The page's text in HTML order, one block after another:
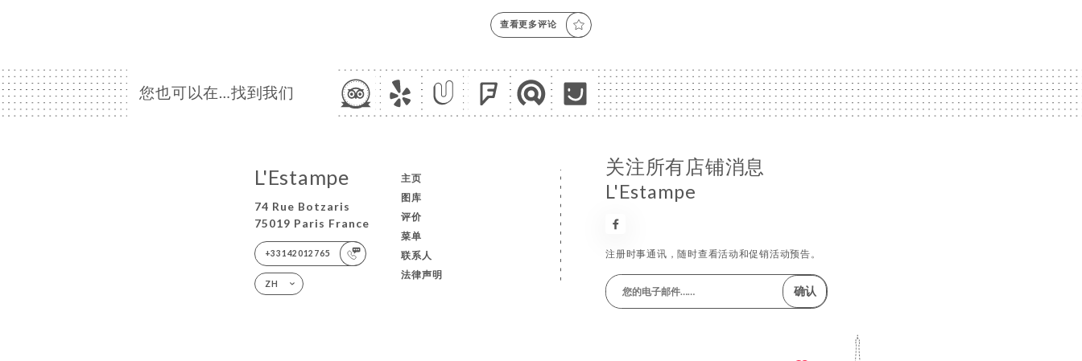
查看更多评论
您也可以在…找到我们
L'Estampe
74 Rue Botzaris
75019 Paris France
+33142012765
ZH
主页
图库
评价
菜单
联系人
法律声明
关注所有店铺消息
L'Estampe
注册时事通讯，随时查看活动和促销活动预告。
确认